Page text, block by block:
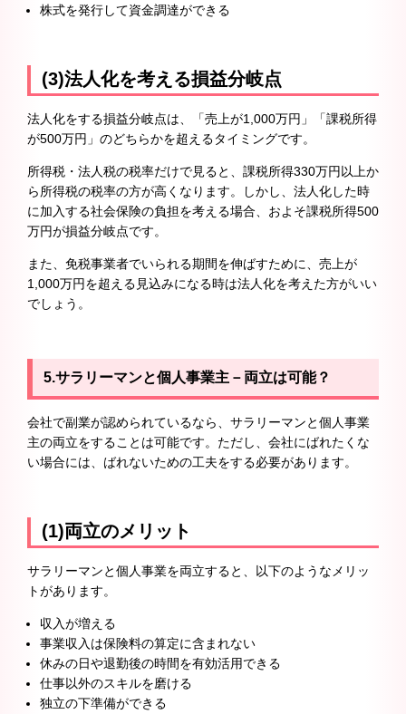
株式を発行して資金調達ができる
(3)法人化を考える損益分岐点
法人化をする損益分岐点は、「売上が1,000万円」「課税所得
が500万円」のどちらかを超えるタイミングです。
所得税・法人税の税率だけで見ると、課税所得330万円以上か
ら所得税の税率の方が高くなります。しかし、法人化した時
に加入する社会保険の負担を考える場合、およそ課税所得500
万円が損益分岐点です。
また、免税事業者でいられる期間を伸ばすために、売上が
1,000万円を超える見込みになる時は法人化を考えた方がいい
でしょう。
5.サラリーマンと個人事業主－両立は可能？
会社で副業が認められているなら、サラリーマンと個人事業
主の両立をすることは可能です。ただし、会社にばれたくな
い場合には、ばれないための工夫をする必要があります。
(1)両立のメリット
サラリーマンと個人事業を両立すると、以下のようなメリッ
トがあります。
収入が増える
事業収入は保険料の算定に含まれない
休みの日や退勤後の時間を有効活用できる
仕事以外のスキルを磨ける
独立の下準備ができる